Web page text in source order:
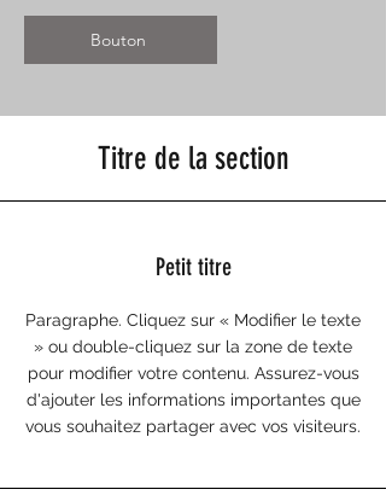
Bouton
Titre de la section
Petit titre
Paragraphe. Cliquez sur « Modifier le texte
» ou double-cliquez sur la zone de texte
pour modifier votre contenu. Assurez-vous
d'ajouter les informations importantes que
vous souhaitez partager avec vos visiteurs.